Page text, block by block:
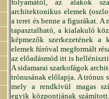
folyamától, az alakok
architektonikus elemek
a teret és benne a figurákat.
tapasztalható, a kialakuló
képmezők szerkezetének
elemek fúróval megformált
az előadásmód itt is
A sidamarai szarkofágok
trónusának előlapja. A trónus
mely a rendkívül magas
egyik központjának